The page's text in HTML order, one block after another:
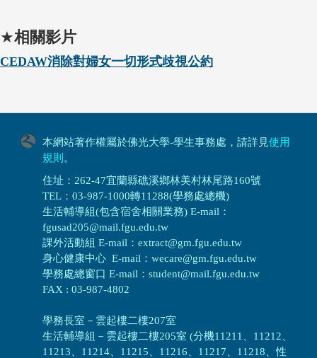
★相關影片
CEDAW消除對婦女一切形式歧視公約
本網站著作權屬於佛光大學-學生事務處，請詳見使用
規則 。
住址：262-47宜蘭縣礁溪鄉林美村林尾路160號
TEL：03-987-1000轉11288(學務處總機)
生活輔導組(包含宿舍相關業務) E-mail：
fgusad205@mail.fgu.edu.tw
課外活動組 E-mail：extract@gm.fgu.edu.tw
身心健康中心 E-mail：wecare@gm.fgu.edu.tw
學務處總窗口 E-mail：student@mail.fgu.edu.tw
FAX : 03-987-4802
學務長室－雲起樓二樓207室
生活輔導組 － 雲起樓二樓205室 (分機11211、11212、
11213、11214、11215、11216、11217、11218、性